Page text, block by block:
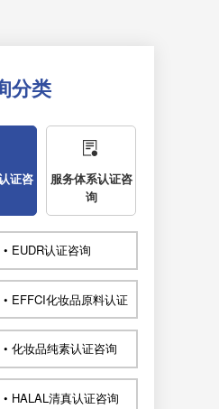
分类
证咨
服务体系认证咨
询
• EUDR认证咨询
• EFFCI化妆品原料认证
• 化妆品纯素认证咨询
• HALAL清真认证咨询